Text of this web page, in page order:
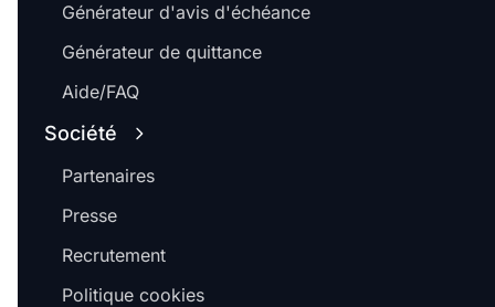
Générateur d'avis d'échéance
Générateur de quittance
Aide/FAQ
Société
Partenaires
Presse
Recrutement
Politique cookies